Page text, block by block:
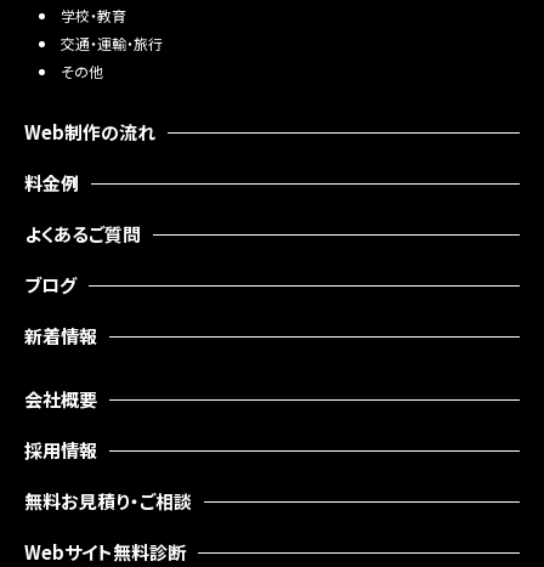
学校・教育
交通・運輸・旅行
その他
Web制作の流れ
料金例
よくあるご質問
ブログ
新着情報
会社概要
採用情報
無料お見積り・ご相談
Webサイト無料診断